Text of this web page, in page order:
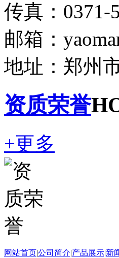
传真：0371-
邮箱：
地址：郑州
资质荣誉
+更多
网站首页|公司简介|产品展示|新